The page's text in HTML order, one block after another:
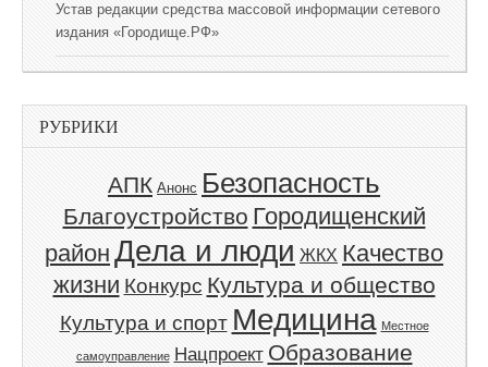
Устав редакции средства массовой информации сетевого
издания «Городище.РФ»
РУБРИКИ
АПК Анонс Безопасность
Благоустройство Городищенский
район Дела и люди ЖКХ Качество
жизни Конкурс Культура и общество
Культура и спорт Медицина Местное
самоуправление Нацпроект Образование